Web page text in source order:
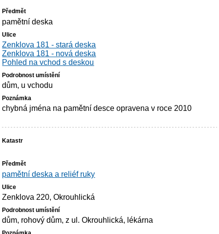
pamětní deska
Zenklova 181 - stará deska
Zenklova 181 - nová deska
Pohled na vchod s deskou
dům, u vchodu
chybná jména na pamětní desce opravena v roce 2010
pamětní deska a reliéf ruky
Zenklova 220, Okrouhlická
dům, rohový dům, z ul. Okrouhlická, lékárna